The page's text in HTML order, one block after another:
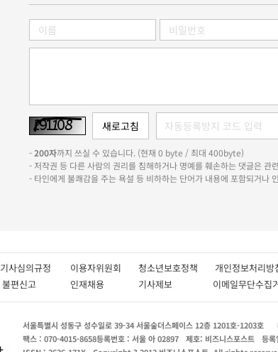
-200자까지 쓰실 수 있습니다. (현재 0 byte / 최대 400byte)
- 저작권 등 다른 사람의 권리를 침해하거나 명예를 훼손하는 댓글은 관
- 타인에게 불쾌감을 주는 욕설 등 비하하는 단어가 내용에 포함되거나
기사심의규정 이용자위원회 청소년보호정책 개인정보처
불편신고 인재채용 기사제보 이메일무단수집
서울특별시 성동구 성수일로 39-34 서울숲더스페이스 12층 1201호-1203호
팩스 : 070-4015-8658등록번호 : 서울 아 02897 제호: 비즈니스포스트 등